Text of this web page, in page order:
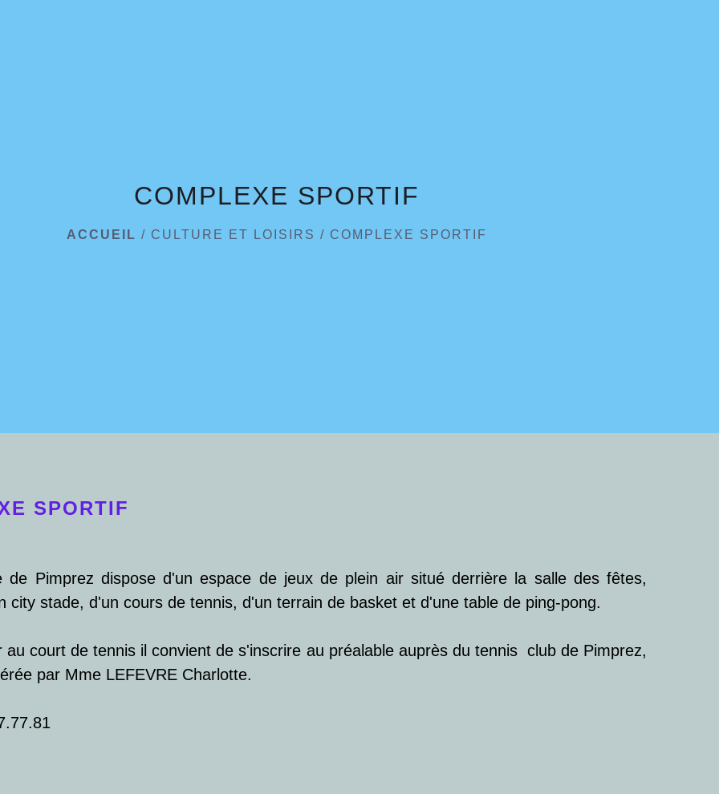
COMPLEXE SPORTIF
ACCUEIL / CULTURE ET LOISIRS / COMPLEXE SPORTIF
SPORTIF
de Pimprez dispose d'un espace de jeux de plein air situé derrière la salle des fêtes,
city stade, d'un cours de tennis, d'un terrain de basket et d'une table de ping-pong.
au court de tennis il convient de s'inscrire au préalable auprès du tennis club de Pimprez,
par Mme LEFEVRE Charlotte.